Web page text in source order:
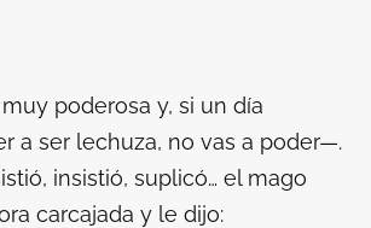
poderosa y, si un día
a ser lechuza, no vas a poder—.
insistió, suplicó… el mago
carcajada y le dijo: